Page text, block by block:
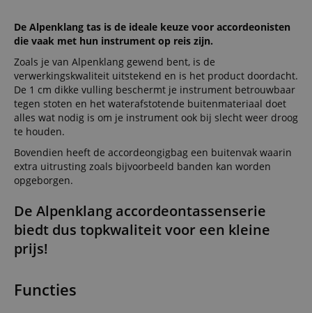
De Alpenklang tas is de ideale keuze voor accordeonisten
die vaak met hun instrument op reis zijn.
Zoals je van Alpenklang gewend bent, is de
verwerkingskwaliteit uitstekend en is het product doordacht.
De 1 cm dikke vulling beschermt je instrument betrouwbaar
tegen stoten en het waterafstotende buitenmateriaal doet
alles wat nodig is om je instrument ook bij slecht weer droog
te houden.
Bovendien heeft de accordeongigbag een buitenvak waarin
extra uitrusting zoals bijvoorbeeld banden kan worden
opgeborgen.
De Alpenklang accordeontassenserie
biedt dus topkwaliteit voor een kleine
prijs!
Functies